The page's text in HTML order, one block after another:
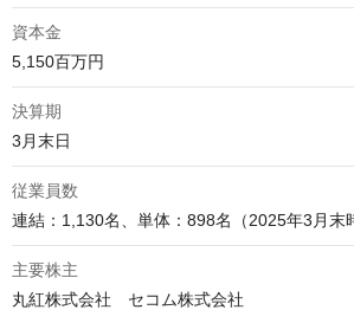
資本金
5,150百万円
決算期
3月末日
従業員数
連結：1,130名、単体：898名（2025年3月末
主要株主
丸紅株式会社　セコム株式会社